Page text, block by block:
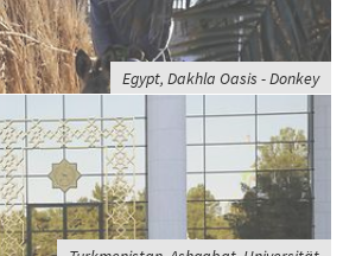
Egypt, Dakhla Oasis - Donkey